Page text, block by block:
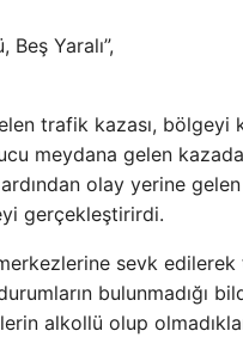
Beş Yaralı”,
trafik kazası,
meydana gelen
olay yerine
gerçekleştirirdi.
sevk edilerek
bulunmadığı
alkollü olup